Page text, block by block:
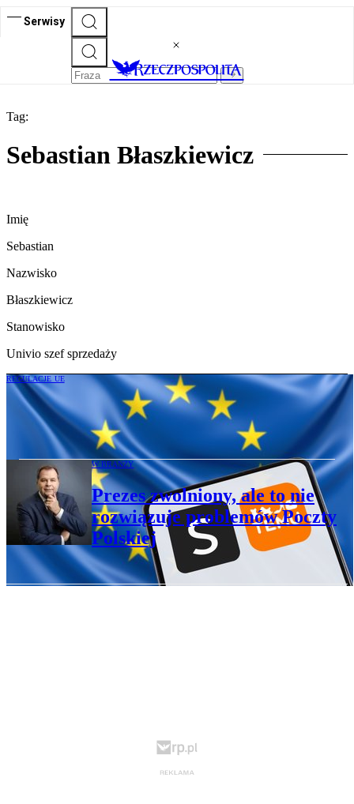
Serwisy
Tag:
Sebastian Błaszkiewicz
Imię
Sebastian
Nazwisko
Błaszkiewicz
Stanowisko
Univio szef sprzedaży
REGULACJE UE
Wkrótce opłaty od drobnych przesyłek
spoza UE
W BRANŻY
Prezes zwolniony, ale to nie
rozwiązuje problemów Poczty
Polskiej